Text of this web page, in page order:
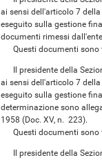
ai sensi dell'articolo 7
eseguito sulla gestione
documenti rimessi
Questi documenti sono
Il presidente della
ai sensi dell'articolo 7
eseguito sulla gestione
determinazione sono
1958 (Doc. XV, n. 223).
Questi documenti sono
Il presidente della